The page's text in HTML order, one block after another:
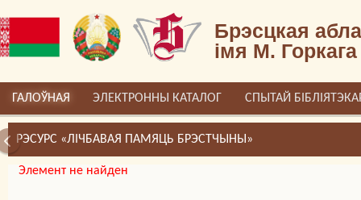
Брэсцкая
імя М. Горкага
ГАЛОЎНАЯ ЭЛЕКТРОННЫ КАТАЛОГ СПЫТАЙ
РЭСУРС «ЛІЧБАВАЯ ПАМЯЦЬ БРЭСТЧЫНЫ»
Элемент не найден